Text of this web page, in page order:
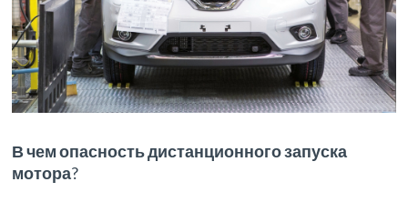
В чем опасность дистанционного запуска
мотора?